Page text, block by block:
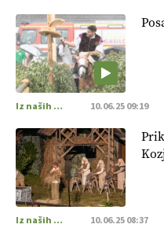
Iz naših krajev 10.06.25 09:19
Iz naših krajev 10.06.25 08:37